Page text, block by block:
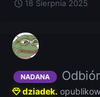
18 Sierpnia 2025
NADANA
dziadek.